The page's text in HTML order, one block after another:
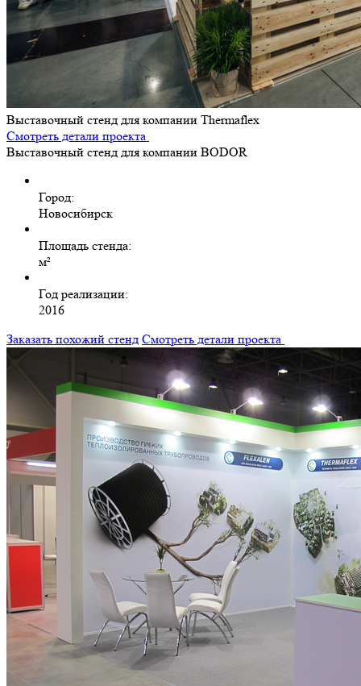
Выставочный стенд для компании Thermaflex
Смотреть детали проекта
Выставочный стенд для компании BODOR
Город:
Новосибирск
Площадь стенда:
м²
Год реализации:
2016
Заказать похожий стенд Смотреть детали проекта